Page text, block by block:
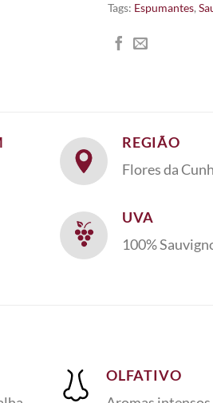
Tags: Espumantes,
REGIÃO
Flores da
UVA
100%
OLFATIVO